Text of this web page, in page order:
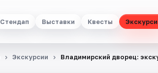
Стендап Выставки Квесты
Экскурсии Владимирский дворец: